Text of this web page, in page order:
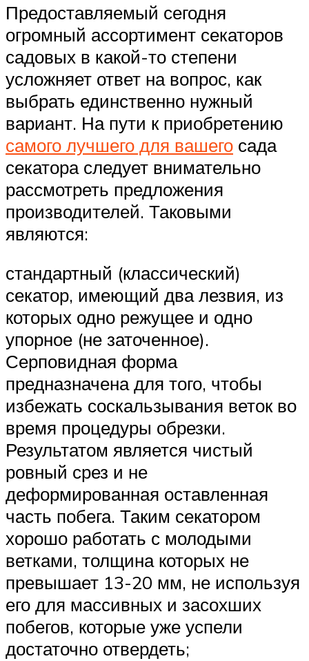
Предоставляемый сегодня
огромный ассортимент секаторов
садовых в какой-то степени
усложняет ответ на вопрос, как
выбрать единственно нужный
вариант. На пути к приобретению
самого лучшего для вашего сада
секатора следует внимательно
рассмотреть предложения
производителей. Таковыми
являются:
стандартный (классический)
секатор, имеющий два лезвия, из
которых одно режущее и одно
упорное (не заточенное).
Серповидная форма
предназначена для того, чтобы
избежать соскальзывания веток во
время процедуры обрезки.
Результатом является чистый
ровный срез и не
деформированная оставленная
часть побега. Таким секатором
хорошо работать с молодыми
ветками, толщина которых не
превышает 13-20 мм, не используя
его для массивных и засохших
побегов, которые уже успели
достаточно отвердеть;